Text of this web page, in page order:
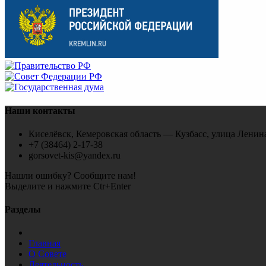
Наши контакты
Киселёвск, Кемеровская область — Кузбасс, улица
+7 (38464) 2-17-38
gorsovet-kis@yandex.ru
Нашли ошибку? Сообщите нам!
Выделите и нажмите Ctr+Enter
Разделы
Главная
О Совете